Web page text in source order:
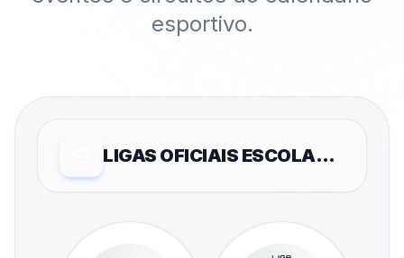
esportivo.
LIGAS OFICIAIS ESCOLARES